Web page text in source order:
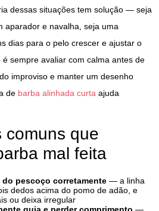
dessas situações tem solução — seja
aparador e navalha, seja uma
dias para o pelo crescer e ajustar o
sempre avaliar com calma antes de
improviso e manter um desenho
de barba alinhada curta ajuda
comuns que
mal feita
do pescoço corretamente — a linha
dedos acima do pomo de adão, e
ou deixa irregular